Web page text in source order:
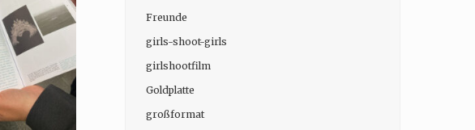
Freunde
girls-shoot-girls
girlshootfilm
Goldplatte
großformat